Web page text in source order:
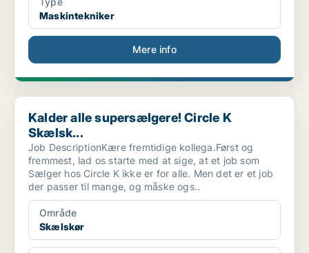
Maskintekniker
Mere info
Kalder alle supersælgere! Circle K Skælsk...
Kalder alle supersælgere! Circle K
Skælsk...
Job DescriptionKære fremtidige kollega.Først og
fremmest, lad os starte med at sige, at et job som
Sælger hos Circle K ikke er for alle. Men det er et job
der passer til mange, og måske ogs..
Område
Skælskør